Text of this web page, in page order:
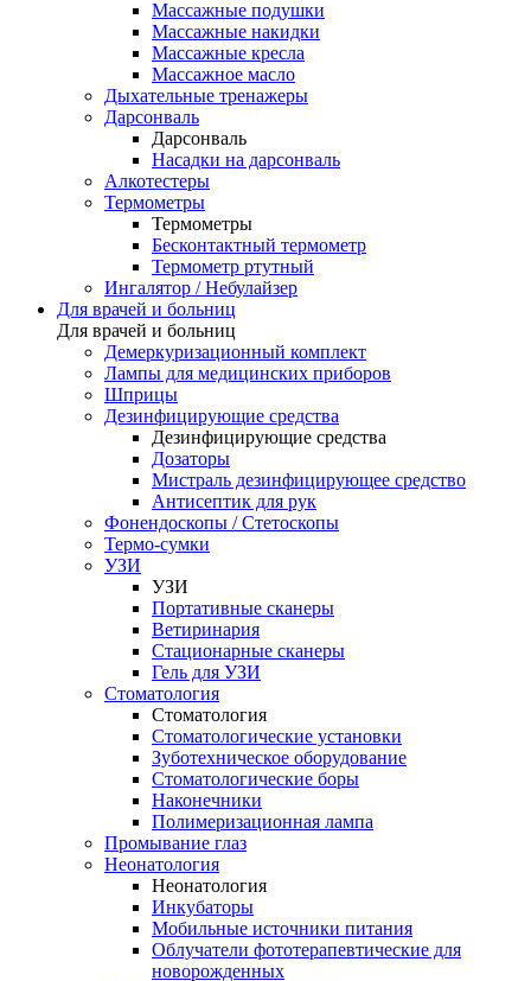
Массажные подушки
Массажные накидки
Массажные кресла
Массажное масло
Дыхательные тренажеры
Дарсонваль
Дарсонваль
Насадки на дарсонваль
Алкотестеры
Термометры
Термометры
Бесконтактный термометр
Термометр ртутный
Ингалятор / Небулайзер
Для врачей и больниц
Для врачей и больниц
Демеркуризационный комплект
Лампы для медицинских приборов
Шприцы
Дезинфицирующие средства
Дезинфицирующие средства
Дозаторы
Мистраль дезинфицирующее средство
Антисептик для рук
Фонендоскопы / Стетоскопы
Термо-сумки
УЗИ
УЗИ
Портативные сканеры
Ветиринария
Стационарные сканеры
Гель для УЗИ
Стоматология
Стоматология
Стоматологические установки
Зуботехническое оборудование
Стоматологические боры
Наконечники
Полимеризационная лампа
Промывание глаз
Неонатология
Неонатология
Инкубаторы
Мобильные источники питания
Облучатели фототерапевтические для
новорожденных